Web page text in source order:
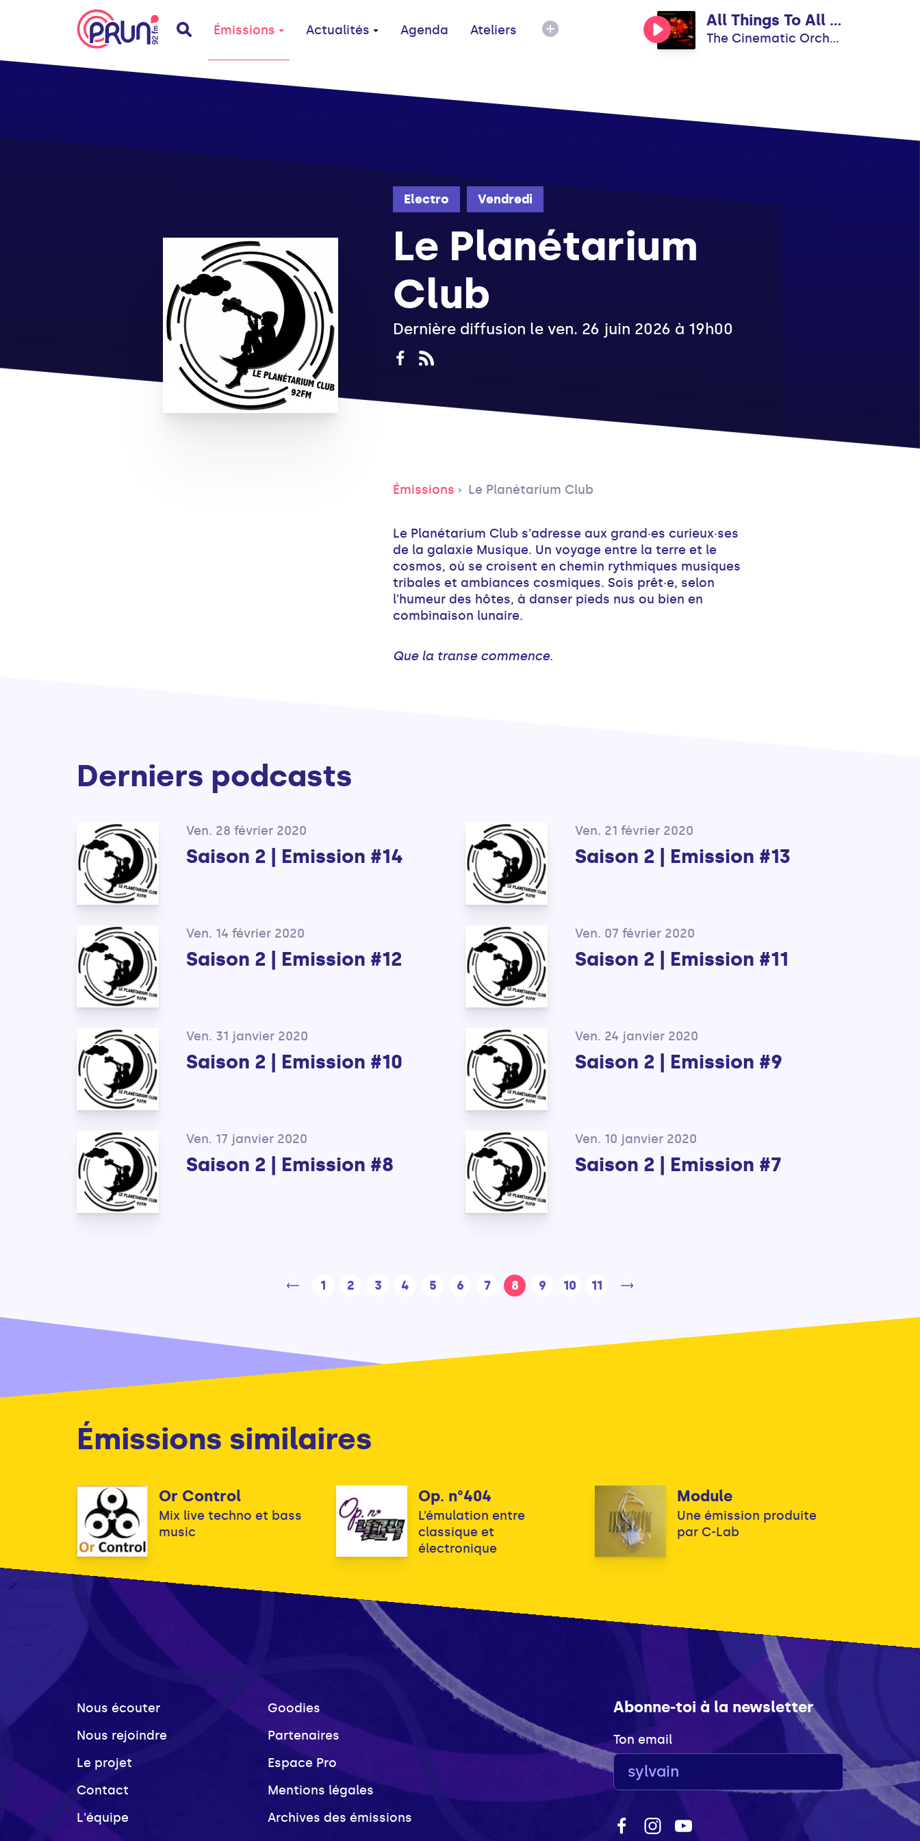
Émissions Actualités Agenda Ateliers
All Things To All Men
The Cinematic Orchestra
Electro Vendredi
Le Planétarium
Club
Dernière diffusion le ven. 26 juin 2026 à 19h00
Émissions Le Planétarium Club
Le Planétarium Club s'adresse aux grand·es curieux·ses
de la galaxie Musique. Un voyage entre la terre et le
cosmos, où se croisent en chemin rythmiques musiques
tribales et ambiances cosmiques. Sois prêt·e, selon
l'humeur des hôtes, à danser pieds nus ou bien en
combinaison lunaire.
Que la transe commence.
Derniers podcasts
Ven. 28 février 2020
Saison 2 | Emission #14
Ven. 21 février 2020
Saison 2 | Emission #13
Ven. 14 février 2020
Saison 2 | Emission #12
Ven. 07 février 2020
Saison 2 | Emission #11
Ven. 31 janvier 2020
Saison 2 | Emission #10
Ven. 24 janvier 2020
Saison 2 | Emission #9
Ven. 17 janvier 2020
Saison 2 | Emission #8
Ven. 10 janvier 2020
Saison 2 | Emission #7
1 2 3 4 5 6 7 8 9 10 11
Émissions similaires
Or Control
Mix live techno et bass
music
Op. n°404
L’émulation entre
classique et
électronique
Module
Une émission produite
par C-Lab
Nous écouter
Nous rejoindre
Le projet
Contact
L'équipe
Goodies
Partenaires
Espace Pro
Mentions légales
Archives des émissions
Abonne-toi à la newsletter
Ton email